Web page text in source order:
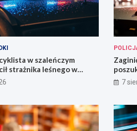
w szaleńczym
strażnika leśnego w
7